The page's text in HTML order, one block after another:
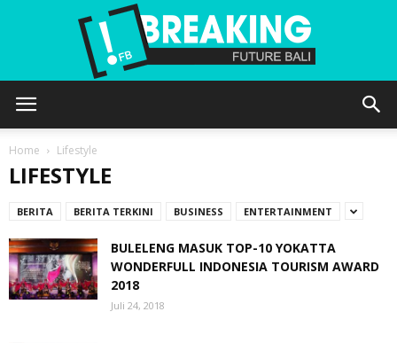
Home Lifestyle
LIFESTYLE
BERITA BERITA TERKINI BUSINESS ENTERTAINMENT
BULELENG MASUK TOP-10 YOKATTA
WONDERFULL INDONESIA TOURISM AWARD
2018
Juli 24, 2018